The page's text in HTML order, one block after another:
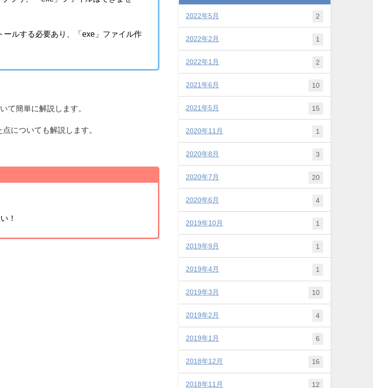
ルする必要あり、「exe」ファイル作
て簡単に解説します。
についても解説します。
！
2022年5月 2
2022年2月 1
2022年1月 2
2021年6月 10
2021年5月 15
2020年11月 1
2020年8月 3
2020年7月 20
2020年6月 4
2019年10月 1
2019年9月 1
2019年4月 1
2019年3月 10
2019年2月 4
2019年1月 6
2018年12月 16
2018年11月 12